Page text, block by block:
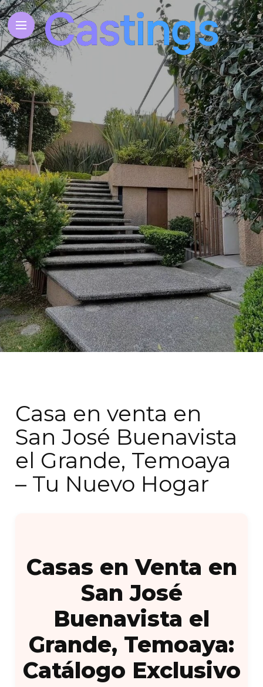
Casa en venta en
San José Buenavista
el Grande, Temoaya
– Tu Nuevo Hogar
Casas en Venta en
San José
Buenavista el
Grande, Temoaya:
Catálogo Exclusivo